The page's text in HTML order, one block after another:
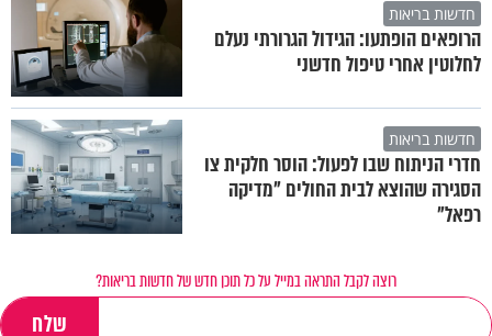
חדשות בריאות
הרופאים הופתעו: הגידול הגרורתי נעלם
לחלוטין אחרי טיפול חדשני
חדשות בריאות
חדרי הניתוח שבו לפעול: הוסר חלקית צו
הסגירה שהוצא לבית החולים "מדיקה
רפאל"
רוצה לקבל התראה במייל על כל תוכן חדש של חדשות בריאות?